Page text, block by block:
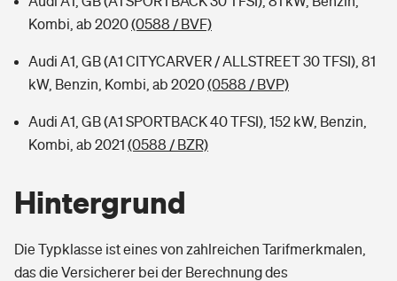
Kombi, ab 2020(0588 / BVF)
Audi A1, GB (A1 CITYCARVER / ALLSTREET 30 TFSI), 81
kW, Benzin, Kombi, ab 2020(0588 / BVP)
Audi A1, GB (A1 SPORTBACK 40 TFSI), 152 kW, Benzin,
Kombi, ab 2021 (0588 / BZR)
Hintergrund
Die Typklasse ist eines von zahlreichen Tarifmerkmalen,
das die Versicherer bei der Berechnung des